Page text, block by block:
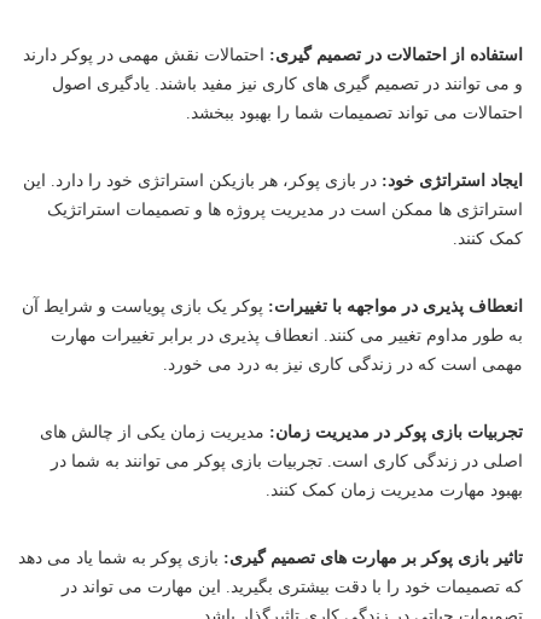
استفاده از احتمالات در تصمیم گیری: احتمالات نقش مهمی در پوکر دارند
و می توانند در تصمیم گیری های کاری نیز مفید باشند. یادگیری اصول
احتمالات می تواند تصمیمات شما را بهبود ببخشد.
ایجاد استراتژی خود: در بازی پوکر، هر بازیکن استراتژی خود را دارد. این
استراتژی ها ممکن است در مدیریت پروژه ها و تصمیمات استراتژیک
کمک کنند.
انعطاف پذیری در مواجهه با تغییرات: پوکر یک بازی پویاست و شرایط آن
به طور مداوم تغییر می کنند. انعطاف پذیری در برابر تغییرات مهارت
مهمی است که در زندگی کاری نیز به درد می خورد.
تجربیات بازی پوکر در مدیریت زمان: مدیریت زمان یکی از چالش های
اصلی در زندگی کاری است. تجربیات بازی پوکر می توانند به شما در
بهبود مهارت مدیریت زمان کمک کنند.
تاثیر بازی پوکر بر مهارت های تصمیم گیری: بازی پوکر به شما یاد می دهد
که تصمیمات خود را با دقت بیشتری بگیرید. این مهارت می تواند در